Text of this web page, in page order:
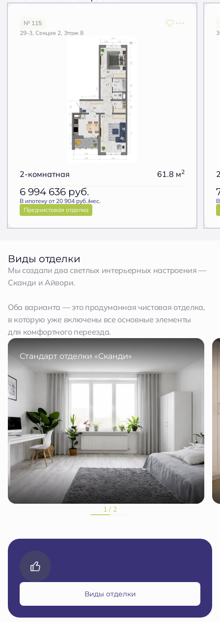
№ 115
29-3, Секция 2, Этаж 8
2-комнатная 61.8 м2
6 994 636 руб.
В ипотеку от 20 904 руб./мес.
Предчистовая отделка
Виды отделки
Мы создали два светлых интерьерных настроения —
Сканди и Айвори.
Оба варианта — это продуманная чистовая отделка,
в которую уже включены все основные элементы
для комфортного переезда.
Стандарт отделки «Сканди»
1 / 2
Виды отделки